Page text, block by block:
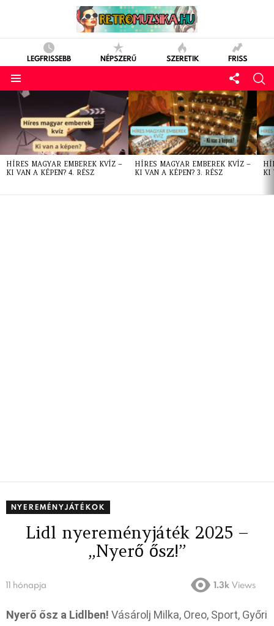
LEGFRISSEBB NÉPSZERŰ SZERETIK FRISS
LATEST
STORIES
HÍRES MAGYAR EMBEREK KVÍZ –
KI VAN A KÉPEN? 4. RÉSZ
HÍRES MAGYAR EMBEREK KVÍZ –
KI VAN A KÉPEN? 3. RÉSZ
KI
NYEREMÉNYJÁTÉKOK
Lidl nyereményjáték 2025 –
„Nyerő ősz!”
11 hónapja 1.3k Views
Nyerő ősz a Lidlben! Vásárolj Milka, Oreo, Sport, Győri